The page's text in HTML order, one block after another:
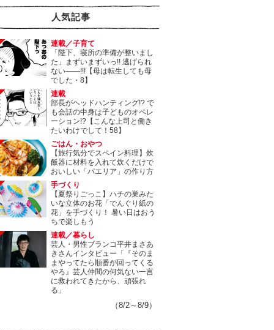
人気記事
連載／子育て
「陛下、寝所の準備が整いまし
た」まずいまずいっ!! 逃げられ
ない――!!!【母は転生しても母
でした・8】
連載
部長がヘッドハンティング!? で
も会話の中身は子どものオペレ
ーション!?【こんな上司と働き
たいわけでして！58】
ごはん・おやつ
【旅行気分でスペイン料理】炊
飯器に材料を入れて炊くだけで
おいしい「パエリア」の作り方
手づくり
【夏祭りごっこ】ハチの巣みた
いな立体のお花「でんぐり紙の
花」を手づくり！ 暑い日はおう
ちで楽しもう
連載／暮らし
芸人・男性ブランコ平井まさあ
きさんインタビュー「『そのま
まやってたら順番が回ってくる
やろ』芸人仲間の何気ない一言
に救われてきたから、頑張れ
る」
（8/2～8/9）